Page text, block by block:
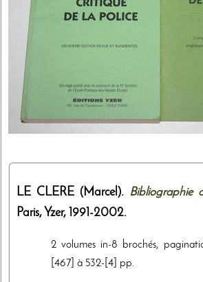
LE CLERE (Marcel). Bibliographie
Paris, Yzer, 1991-2002.
2 volumes in-8 brochés,
[467] à 532-[4] pp.